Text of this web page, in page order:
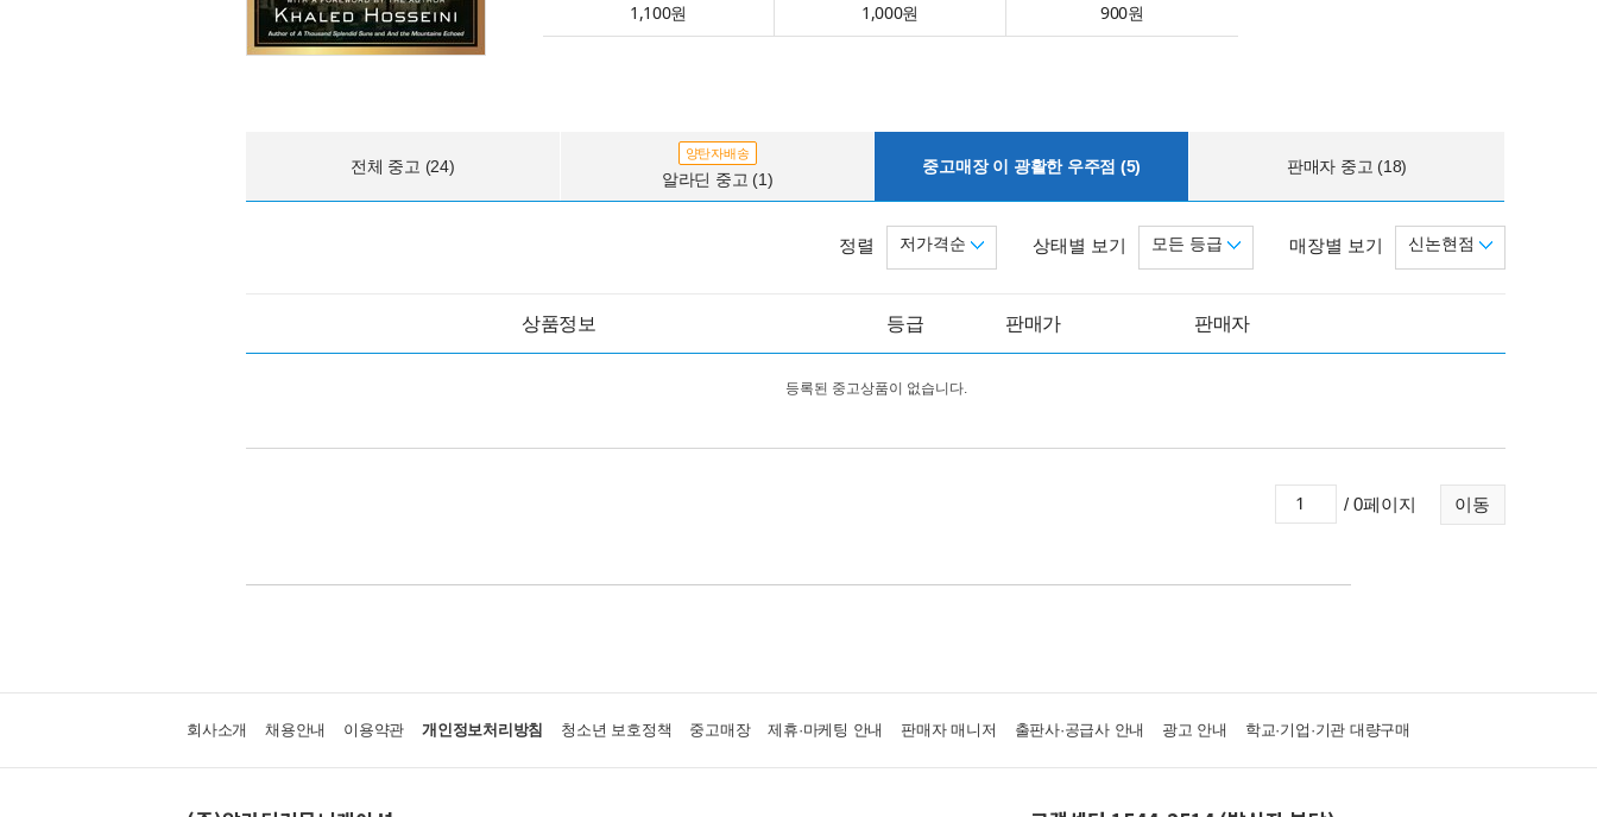
1,100원 1,000원 900원
전체 중고 (24)
양탄자배송
알라딘 중고 (1)
중고매장 이 광활한 우주점 (5) 판매자 중고 (18)
매장별 보기 신논현점
상태별 보기 모든 등급
정렬 저가격순
상품정보 등급 판매가 판매자
등록된 중고상품이 없습니다.
이동
/ 0페이지
회사소개 채용안내 이용약관 개인정보처리방침 청소년 보호정책 중고매장 제휴·마케팅 안내 판매자 매니저 출판사·공급사 안내 광고 안내 학교·기업·기관 대량구매